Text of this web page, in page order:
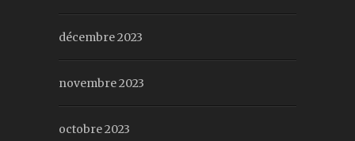
décembre 2023
novembre 2023
octobre 2023